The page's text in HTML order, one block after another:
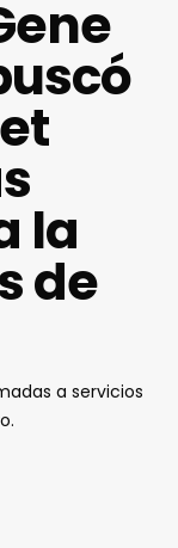
la
de
a servicios